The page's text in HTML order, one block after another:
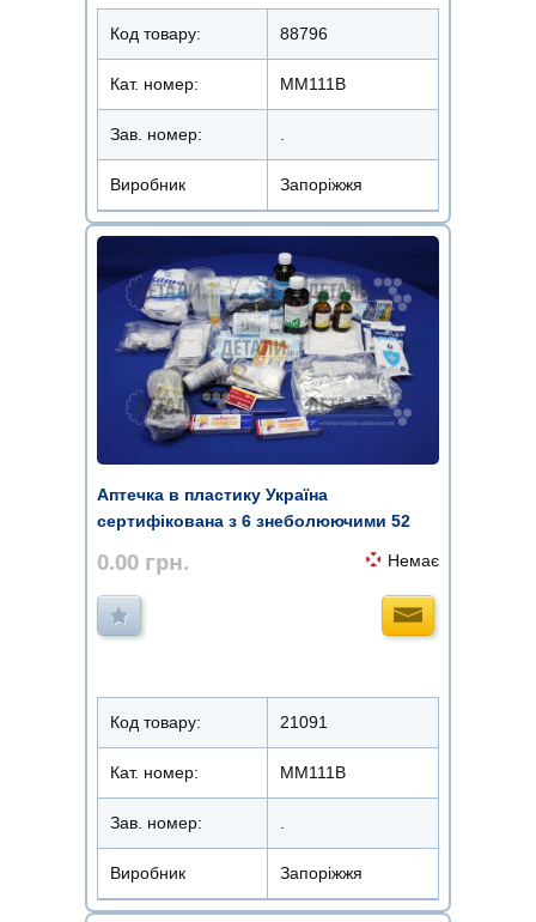
Код товару: 88796
Кат. номер: ММ111В
Зав. номер:
Виробник Запоріжжя
Аптечка в пластику Україна
сертифікована з 6 знеболюючими 52
0.00 грн. Немає
Код товару: 21091
Кат. номер: ММ111В
Зав. номер:
Виробник Запоріжжя